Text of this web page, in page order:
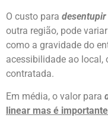
O custo para
outra região, pode
como a gravidade do
acessibilidade ao local,
contratada.
Em média, o valor para
linear mas é